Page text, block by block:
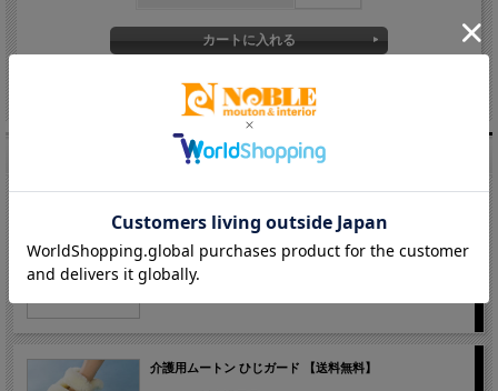
介護用ムートン ムートンシーツ 【送料無料】
ムートン製介護用品
介護用ムートン ひじガード 【送料無料】